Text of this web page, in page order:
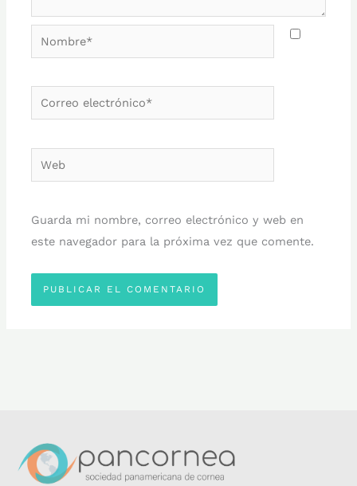
Nombre*
Correo
electrónico*
Web
Guarda mi nombre, correo electrónico y web en
este navegador para la próxima vez que comente.